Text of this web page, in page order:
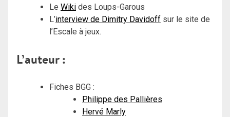
Le Wiki des Loups-Garous
L’interview de Dimitry Davidoff sur le site de
l’Escale à jeux.
L’auteur :
Fiches BGG :
Philippe des Pallières
Hervé Marly